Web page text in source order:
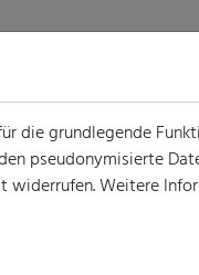
die grundlegende
pseudonymisierte
Weitere